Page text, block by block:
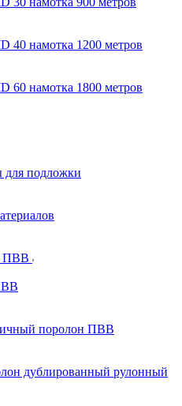
40 намотка 1200 метров
60 намотка 1800 метров
для подложки
ПВВ
поролон ПВВ
дублированный рулонный